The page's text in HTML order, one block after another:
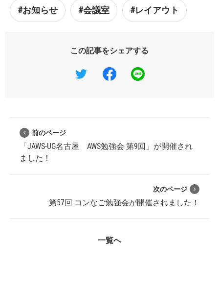
#お知らせ #会議室 #レイアウト
この記事をシェアする
前のページ
「JAWS-UG名古屋 AWS勉強会 第9回」が開催され
ました！
次のページ
第57回 コンなご勉強会が開催されました！
一覧へ